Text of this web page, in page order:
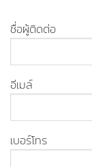
ชื่อผู้ติดต่อ
อีเมล์
เบอร์โทร